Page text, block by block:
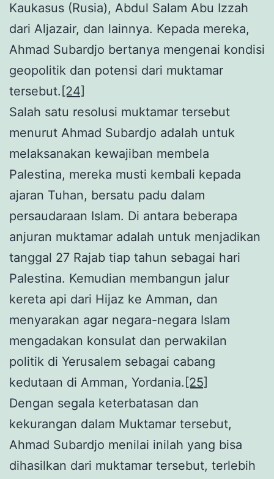
Kaukasus (Rusia), Abdul Salam Abu Izzah
dari Aljazair, dan lainnya. Kepada mereka,
Ahmad Subardjo bertanya mengenai kondisi
geopolitik dan potensi dari muktamar
tersebut. [24]
Salah satu resolusi muktamar tersebut
menurut Ahmad Subardjo adalah untuk
melaksanakan kewajiban membela
Palestina, mereka musti kembali kepada
ajaran Tuhan, bersatu padu dalam
persaudaraan Islam. Di antara beberapa
anjuran muktamar adalah untuk menjadikan
tanggal 27 Rajab tiap tahun sebagai hari
Palestina. Kemudian membangun jalur
kereta api dari Hijaz ke Amman, dan
menyarakan agar negara-negara Islam
mengadakan konsulat dan perwakilan
politik di Yerusalem sebagai cabang
kedutaan di Amman, Yordania. [25]
Dengan segala keterbatasan dan
kekurangan dalam Muktamar tersebut,
Ahmad Subardjo menilai inilah yang bisa
dihasilkan dari muktamar tersebut, terlebih